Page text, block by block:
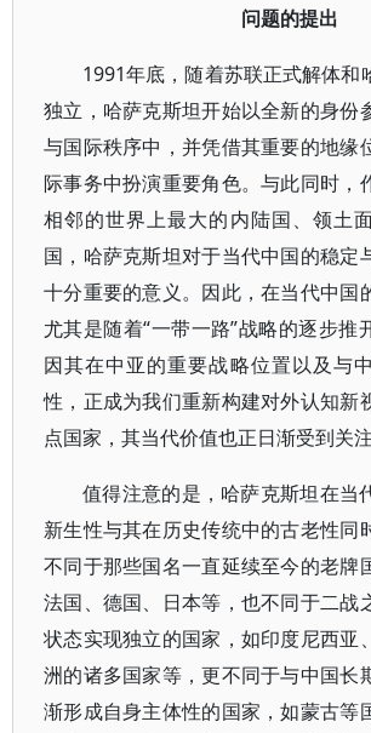
问题的提出
1991年底，随着苏联正式解体和
独立，哈萨克斯坦开始以全新的身份
与国际秩序中，并凭借其重要的地缘
际事务中扮演重要角色。与此同时，
相邻的世界上最大的内陆国、领土
国，哈萨克斯坦对于当代中国的稳定
十分重要的意义。因此，在当代中国
尤其是随着“一带一路”战略的逐步推
因其在中亚的重要战略位置以及与
性，正成为我们重新构建对外认知新
点国家，其当代价值也正日渐受到关注
值得注意的是，哈萨克斯坦在当
新生性与其在历史传统中的古老性同
不同于那些国名一直延续至今的老牌
法国、德国、日本等，也不同于二战
状态实现独立的国家，如印度尼西亚
洲的诸多国家等，更不同于与中国长
渐形成自身主体性的国家，如蒙古等